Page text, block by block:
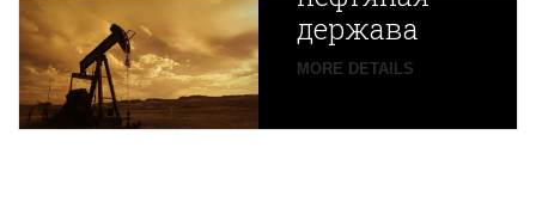
держава
MORE DETAILS